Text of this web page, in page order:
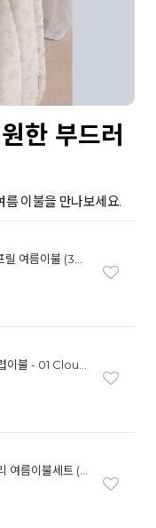
한 부드러
이불을 만나보세요.
여름이불 (3컬
이불 - 01 Cloud
여름이불세트 (8